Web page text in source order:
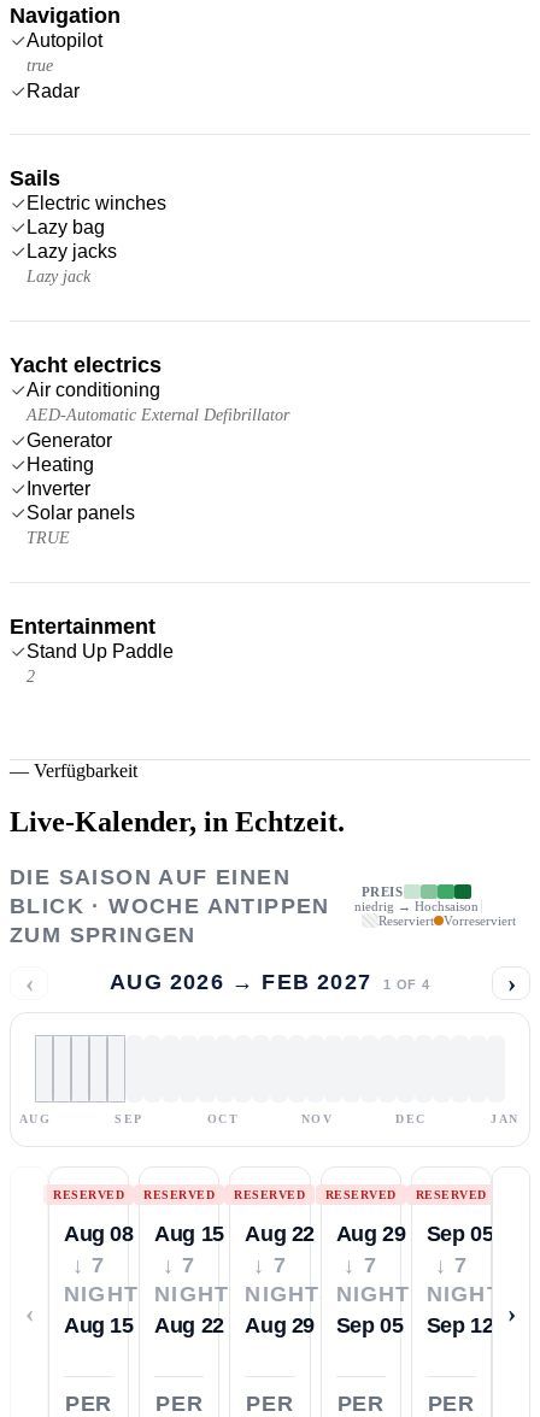
Navigation
Autopilot
true
Radar
Sails
Electric winches
Lazy bag
Lazy jacks
Lazy jack
Yacht electrics
Air conditioning
AED-Automatic External Defibrillator
Generator
Heating
Inverter
Solar panels
TRUE
Entertainment
Stand Up Paddle
2
— Verfügbarkeit
Live-Kalender, in Echtzeit.
DIE SAISON AUF EINEN
BLICK · WOCHE ANTIPPEN
ZUM SPRINGEN
PREIS
niedrig → Hochsaison
Reserviert
Vorreserviert
‹ AUG 2026 → FEB 2027 1 OF 4 ›
AUG SEP OCT NOV DEC JAN
‹
RESERVED
Aug 08
↓ 7
NIGHTS
Aug 15
PER
RESERVED
Aug 15
↓ 7
NIGHTS
Aug 22
PER
RESERVED
Aug 22
↓ 7
NIGHTS
Aug 29
PER
RESERVED
Aug 29
↓ 7
NIGHTS
Sep 05
PER
RESERVED
Sep 05
↓ 7
NIGHTS
Sep 12
PER
›